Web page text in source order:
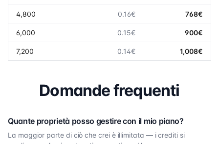
4,800 0.16€ 768€
6,000 0.15€ 900€
7,200 0.14€ 1,008€
Domande frequenti
Quante proprietà posso gestire con il mio piano?
La maggior parte di ciò che crei è illimitata — i crediti si